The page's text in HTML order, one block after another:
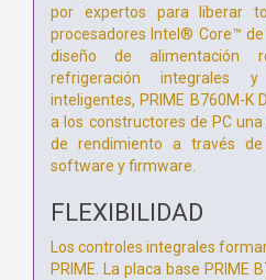
por expertos para liberar
procesadores Intel® Core™ de
diseño de alimentación
refrigeración integrales
inteligentes, PRIME B760M-K
a los constructores de PC
de rendimiento a través
software y firmware.
FLEXIBILIDAD
Los controles integrales
PRIME. La placa base PRIME